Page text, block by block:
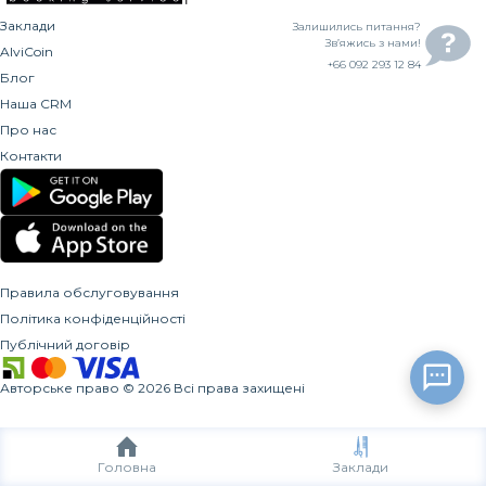
Головна Заклади
Заклади
AlviCoin
Блог
Наша CRM
Про нас
Контакти
Залишились питання?
Зв’яжись з нами!
+66 092 293 12 84
Правила обслуговування
Політика конфіденційності
Публічний договір
Авторське право © 2026 Всі права захищені